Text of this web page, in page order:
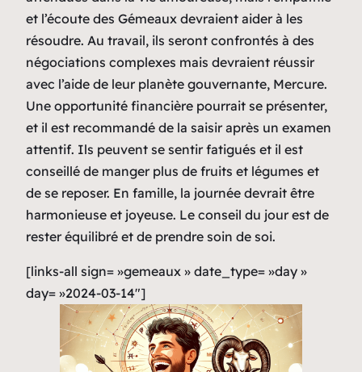
et l’écoute des Gémeaux devraient aider à les
résoudre. Au travail, ils seront confrontés à des
négociations complexes mais devraient réussir
avec l’aide de leur planète gouvernante, Mercure.
Une opportunité financière pourrait se présenter,
et il est recommandé de la saisir après un examen
attentif. Ils peuvent se sentir fatigués et il est
conseillé de manger plus de fruits et légumes et
de se reposer. En famille, la journée devrait être
harmonieuse et joyeuse. Le conseil du jour est de
rester équilibré et de prendre soin de soi.
[links-all sign= »gemeaux » date_type= »day »
day= »2024-03-14″]